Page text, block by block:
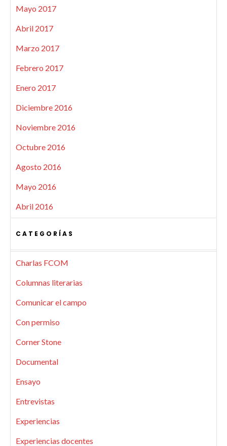
Mayo 2017
Abril 2017
Marzo 2017
Febrero 2017
Enero 2017
Diciembre 2016
Noviembre 2016
Octubre 2016
Agosto 2016
Mayo 2016
Abril 2016
CATEGORÍAS
Charlas FCOM
Columnas literarias
Comunicar el campo
Con permiso
Corner Stone
Documental
Ensayo
Entrevistas
Experiencias
Experiencias docentes